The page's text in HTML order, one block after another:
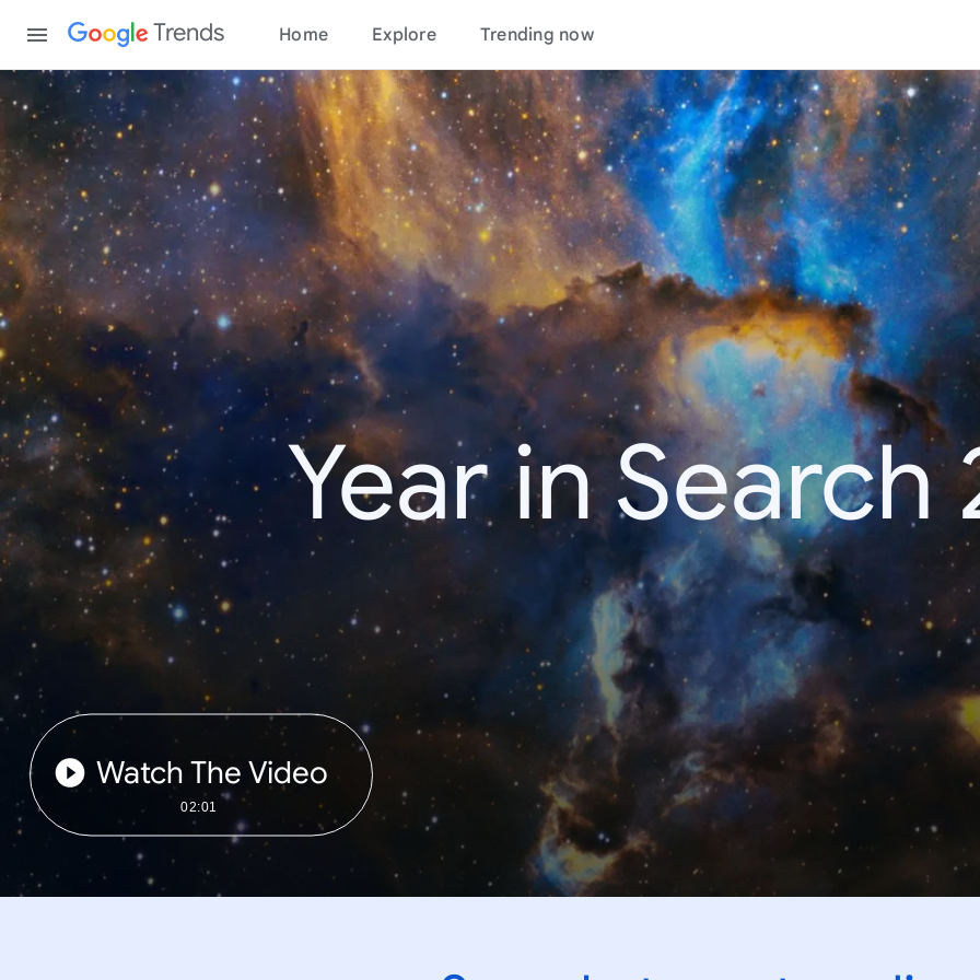
Trends Home Explore Trending now
Year in Search
Watch The Video
02:01